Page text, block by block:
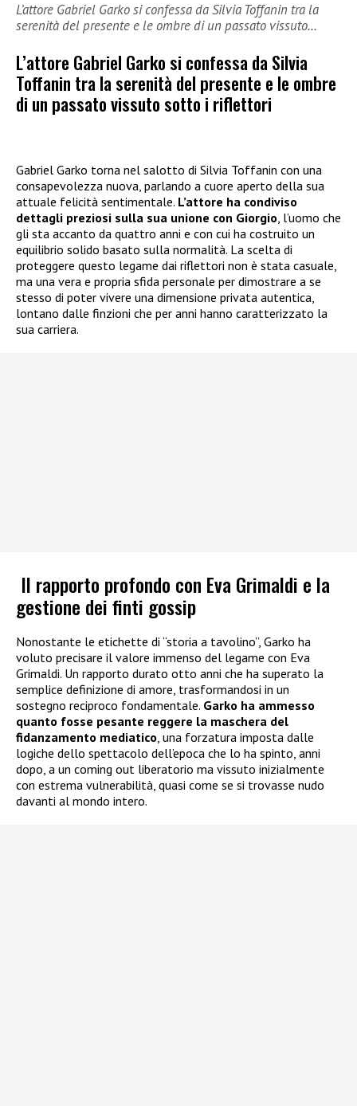
L’attore Gabriel Garko si confessa da Silvia Toffanin tra la
serenità del presente e le ombre di un passato vissuto…
L’attore Gabriel Garko si confessa da Silvia
Toffanin tra la serenità del presente e le ombre
di un passato vissuto sotto i riflettori
Gabriel Garko torna nel salotto di Silvia Toffanin con una
consapevolezza nuova, parlando a cuore aperto della sua
attuale felicità sentimentale. L’attore ha condiviso
dettagli preziosi sulla sua unione con Giorgio , l’uomo che
gli sta accanto da quattro anni e con cui ha costruito un
equilibrio solido basato sulla normalità. La scelta di
proteggere questo legame dai riflettori non è stata casuale,
ma una vera e propria sfida personale per dimostrare a se
stesso di poter vivere una dimensione privata autentica,
lontano dalle finzioni che per anni hanno caratterizzato la
sua carriera.
Il rapporto profondo con Eva Grimaldi e la
gestione dei finti gossip
Nonostante le etichette di “storia a tavolino”, Garko ha
voluto precisare il valore immenso del legame con Eva
Grimaldi. Un rapporto durato otto anni che ha superato la
semplice definizione di amore, trasformandosi in un
sostegno reciproco fondamentale. Garko ha ammesso
quanto fosse pesante reggere la maschera del
fidanzamento mediatico , una forzatura imposta dalle
logiche dello spettacolo dell’epoca che lo ha spinto, anni
dopo, a un coming out liberatorio ma vissuto inizialmente
con estrema vulnerabilità, quasi come se si trovasse nudo
davanti al mondo intero.